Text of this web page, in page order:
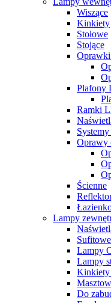
Wiszące
Kinkiety
Stołowe
Stojące
Plafony
Ramki
Oprawy
Ścienne
Lampy
Sufitowe
Lampy
Lampy
Kinkiety
Do